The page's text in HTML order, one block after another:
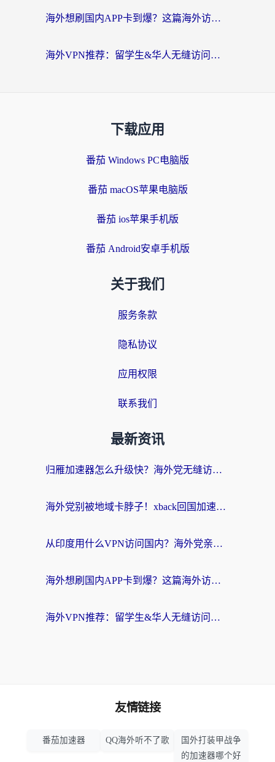
海外想刷国内APP卡到爆？这篇海外访问国内服务器加速指南帮你解决所有问题
海外VPN推荐：留学生&华人无缝访问国内资源的避坑指南
下载应用
番茄 Windows PC电脑版
番茄 macOS苹果电脑版
番茄 ios苹果手机版
番茄 Android安卓手机版
关于我们
服务条款
隐私协议
应用权限
联系我们
最新资讯
归雁加速器怎么升级快？海外党无缝访问国内资源的全攻略（附免费VPN推荐Dcard热门款）
海外党别被地域卡脖子！xback回国加速器选择全攻略，轻松刷剧玩国服
从印度用什么VPN访问国内？海外党亲测的无缝回国上网指南
海外想刷国内APP卡到爆？这篇海外访问国内服务器加速指南帮你解决所有问题
海外VPN推荐：留学生&华人无缝访问国内资源的避坑指南
友情链接
番茄加速器 QQ海外听不了歌
国外打装甲战争
的加速器哪个好